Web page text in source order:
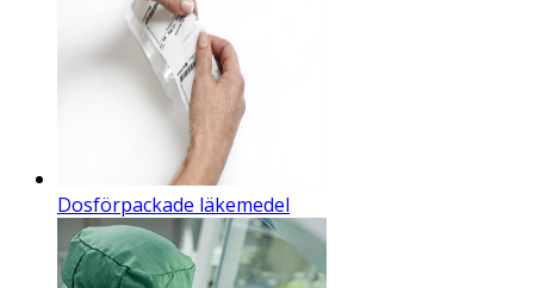
Dosförpackade läkemedel